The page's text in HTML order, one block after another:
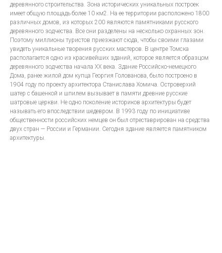
деревянного строительства. Зона исторических уникальных построек
имеет общую площадь более 10 км2. На ее территории расположено 1800
различных домов, из которых 200 являются памятниками русского
деревянного зодчества. Все они разделены на несколько охранных зон.
Поэтому миллионы туристов приезжают сюда, чтобы своими глазами
увидеть уникальные творения русских мастеров. В центре Томска
располагается одно из красивейших зданий, которое является образцом
деревянного зодчества начала ХХ века. Здание Российско-немецкого
Дома, ранее жилой дом купца Георгия Голованова, было построено в
1904 году по проекту архитектора Станислава Хомича. Островерхий
шатер с башенкой и шпилем вызывает в памяти древние русские
шатровые церкви. Не одно поколение историков архитектуры будет
называть его впоследствии шедевром. В 1993 году по инициативе
общественности российских немцев он был отреставрирован на средства
двух стран — России и Германии. Сегодня здание является памятником
архитектуры.